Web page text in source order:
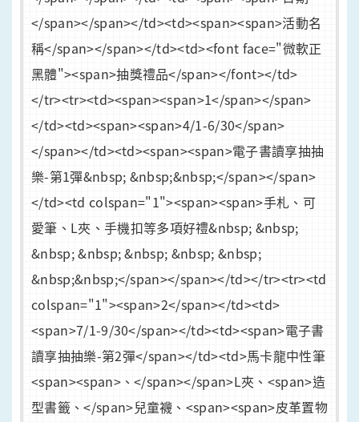
</span></span></td><td><span><span>活動名
稱</span></span></td><td><font face="微軟正
黑體"><span>抽獎禮品</span></font></td>
</tr><tr><td><span><span>1</span></span>
</td><td><span><span>4/1-6/30</span>
</span></td><td><span><span>電子書讀享抽抽
樂-第1彈&nbsp; &nbsp;&nbsp;</span></span>
</td><td colspan="1"><span><span>手札、可
愛筆、L夾、手機扣等多項好禮&nbsp; &nbsp;
&nbsp; &nbsp; &nbsp; &nbsp; &nbsp;
&nbsp;&nbsp;</span></span></td></tr><tr><td
colspan="1"><span>2</span></td><td>
<span>7/1-9/30</span></td><td><span>電子書
讀享抽抽樂-第2彈</span></td><td>馬卡龍中性筆
<span><span>、</span></span>L夾、<span>造
型書籤、</span>兒童襪、<span><span>皮革置物